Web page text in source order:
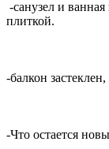
-санузел и
плиткой.
-балкон
‎-Что остается